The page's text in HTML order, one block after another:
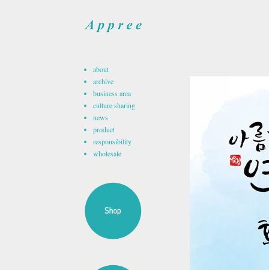
about
archive
business area
culture sharing
news
product
responsibility
wholesale